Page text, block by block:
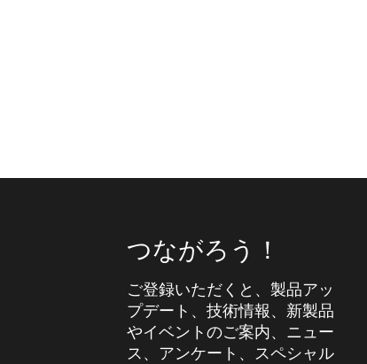
つながろう！
ご登録いただくと、製品アッ
プデート、技術情報、新製品
やイベントのご案内、ニュー
ス、アンケート、スペシャル